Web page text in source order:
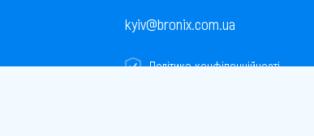
kyiv@bronix.com.ua
Політика конфіденційності